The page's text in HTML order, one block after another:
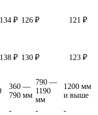
134 ₽ 126 ₽ 121 ₽
138 ₽ 130 ₽ 123 ₽
360 —
790 мм
790 —
1190
мм
1200 мм
и выше
- - -